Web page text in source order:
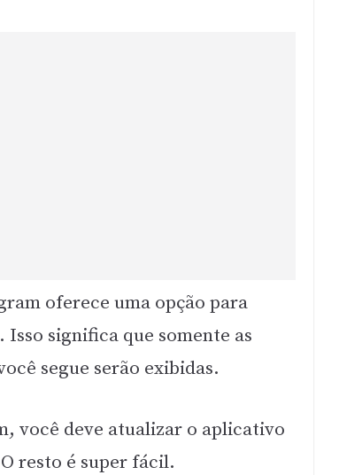
oferece uma opção para
significa que somente as
segue serão exibidas.
você deve atualizar o aplicativo
resto é super fácil.